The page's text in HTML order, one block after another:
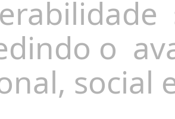
o
social